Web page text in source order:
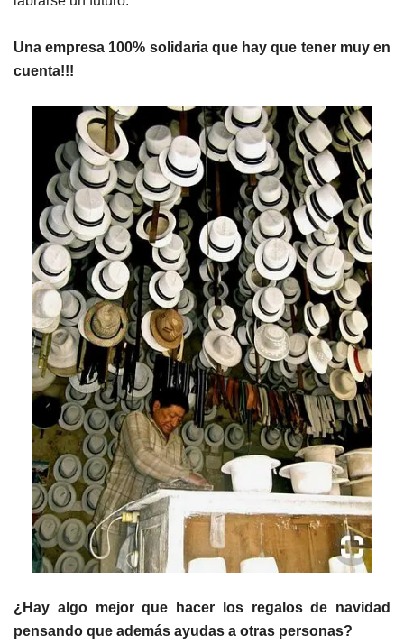
Una empresa 100% solidaria que hay que tener muy en
cuenta!!!
¿Hay algo mejor que hacer los regalos de navidad
pensando que además ayudas a otras personas?